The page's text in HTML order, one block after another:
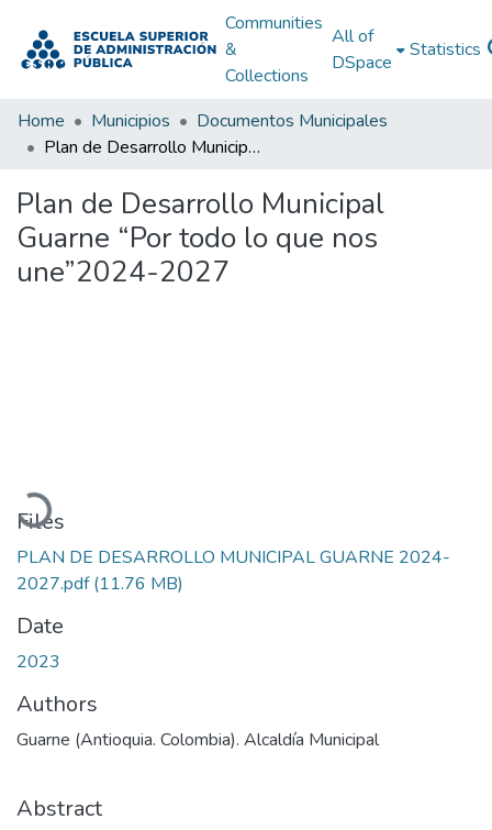
Communities
&
Collections
All of
DSpace
Statistics
Home Municipios
Documentos Municipales
Plan de Desarrollo Municipal Guarne “Por todo lo que nos une”2024-2027
Plan de Desarrollo Municipal
Guarne “Por todo lo que nos
une”2024-2027
Loading...
Files
PLAN DE DESARROLLO MUNICIPAL GUARNE 2024-
2027.pdf(11.76 MB)
Date
2023
Authors
Guarne (Antioquia. Colombia). Alcaldía Municipal
Abstract